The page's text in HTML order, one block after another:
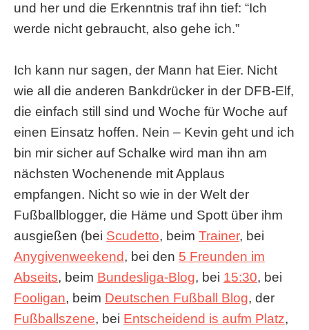
und her und die Erkenntnis traf ihn tief: “Ich
werde nicht gebraucht, also gehe ich.”
Ich kann nur sagen, der Mann hat Eier. Nicht
wie all die anderen Bankdrücker in der DFB-Elf,
die einfach still sind und Woche für Woche auf
einen Einsatz hoffen. Nein – Kevin geht und ich
bin mir sicher auf Schalke wird man ihn am
nächsten Wochenende mit Applaus
empfangen. Nicht so wie in der Welt der
Fußballblogger, die Häme und Spott über ihm
ausgießen (bei Scudetto, beim Trainer, bei
Anygivenweekend, bei den 5 Freunden im
Abseits, beim Bundesliga-Blog, bei 15:30, bei
Fooligan, beim Deutschen Fußball Blog, der
Fußballszene, bei Entscheidend is aufm Platz,